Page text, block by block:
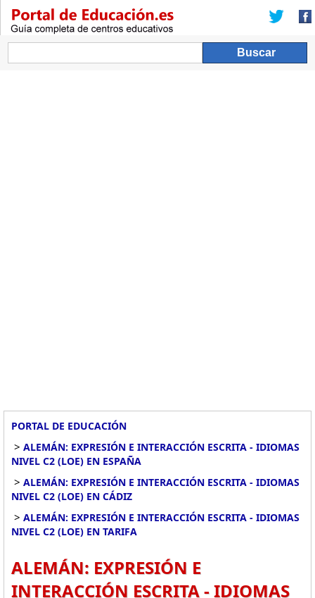
PORTAL DE EDUCACIÓN
> ALEMÁN: EXPRESIÓN E INTERACCIÓN ESCRITA - IDIOMAS
NIVEL C2 (LOE) EN ESPAÑA
> ALEMÁN: EXPRESIÓN E INTERACCIÓN ESCRITA - IDIOMAS
NIVEL C2 (LOE) EN CÁDIZ
> ALEMÁN: EXPRESIÓN E INTERACCIÓN ESCRITA - IDIOMAS
NIVEL C2 (LOE) EN TARIFA
ALEMÁN: EXPRESIÓN E
INTERACCIÓN ESCRITA - IDIOMAS